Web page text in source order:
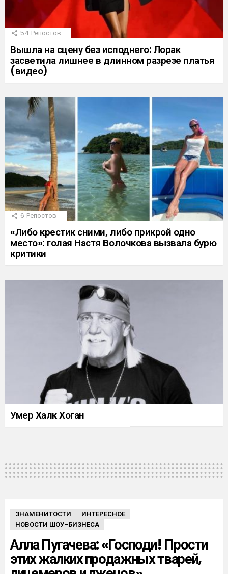
54 Репостов
Вышла на сцену без исподнего: Лорак
засветила лишнее в длинном разрезе платья
(видео)
6 Репостов
«Либо крестик сними, либо прикрой одно
место»: голая Настя Волочкова вызвала бурю
критики
Умер Халк Хоган
ЗНАМЕНИТОСТИ
ИНТЕРЕСНОЕ
НОВОСТИ ШОУ-БИЗНЕСА
Алла Пугачева: «Господи! Прости
этих жалких продажных тварей,